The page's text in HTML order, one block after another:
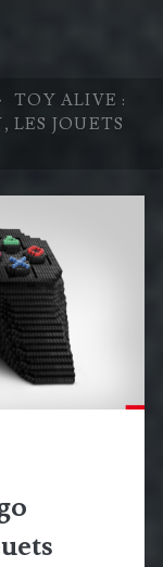
TOY ALIVE :
LES JOUETS